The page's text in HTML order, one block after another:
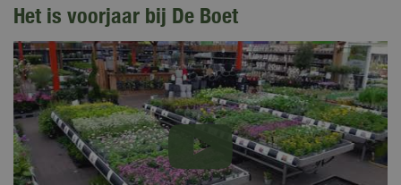
Het is voorjaar bij De Boet